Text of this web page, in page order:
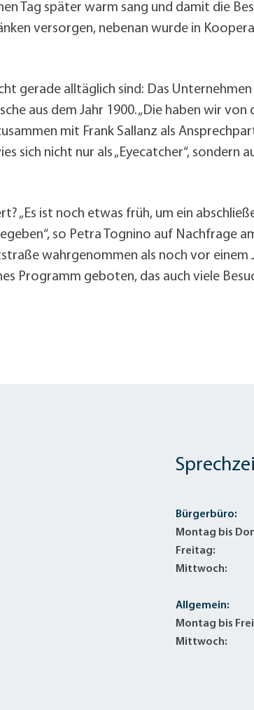
Tag später warm sang und damit die
versorgen, nebenan wurde in
gerade alltäglich sind: Das
aus dem Jahr 1900. „Die haben wir von
mit Frank Sallanz als
sich nicht nur als „Eyecatcher“, sondern
„Es ist noch etwas früh, um ein
so Petra Tognino auf Nachfrage
wahrgenommen als noch vor einem
Programm geboten, das auch viele
Bürgerbüro:
Montag bis
Freitag:
Mittwoch:
Allgemein:
Montag bis
Mittwoch: